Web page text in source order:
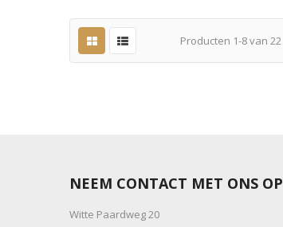
Producten 1-8van 22
NEEM CONTACT MET ONS OP
Witte Paardweg 20